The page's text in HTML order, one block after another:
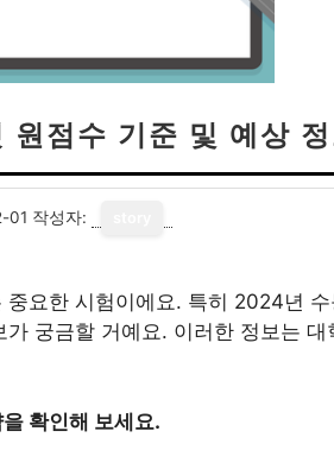
점수 기준 및 예상
01 작성자:
요한 시험이에요. 특히 2024년
궁금할 거예요. 이러한 정보는
확인해 보세요.